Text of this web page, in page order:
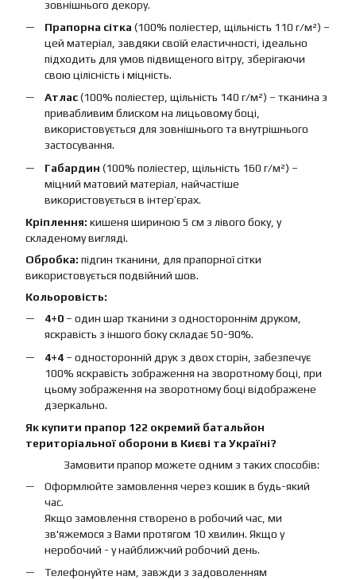
зовнішнього декору.
Прапорна сітка (100% поліестер, щільність 110 г/м²) –
цей матеріал, завдяки своїй еластичності, ідеально
підходить для умов підвищеного вітру, зберігаючи
свою цілісність і міцність.
Атлас(100% поліестер, щільність 140 г/м²) – тканина з
привабливим блиском на лицьовому боці,
використовується для зовнішнього та внутрішнього
застосування.
Габардин (100% поліестер, щільність 160 г/м²) –
міцний матовий матеріал, найчастіше
використовується в інтер’єрах.
Кріплення: кишеня шириною 5 см з лівого боку, у
складеному вигляді.
Обробка: підгин тканини, для прапорної сітки
використовується подвійний шов.
Кольоровість:
4+0 – один шар тканини з одностороннім друком,
яскравість з іншого боку складає 50-90%.
4+4 – односторонній друк з двох сторін, забезпечує
100% яскравість зображення на зворотному боці, при
цьому зображення на зворотному боці відображене
дзеркально.
Як купити прапор 122 окремий батальйон
територіальної оборони в Києві та Україні?
Замовити прапор можете одним з таких способів:
Оформлюйте замовлення через кошик в будь-який
час.
Якщо замовлення створено в робочий час, ми
зв'яжемося з Вами протягом 10 хвилин. Якщо у
неробочий - у найближчий робочий день.
Телефонуйте нам, завжди з задоволенням